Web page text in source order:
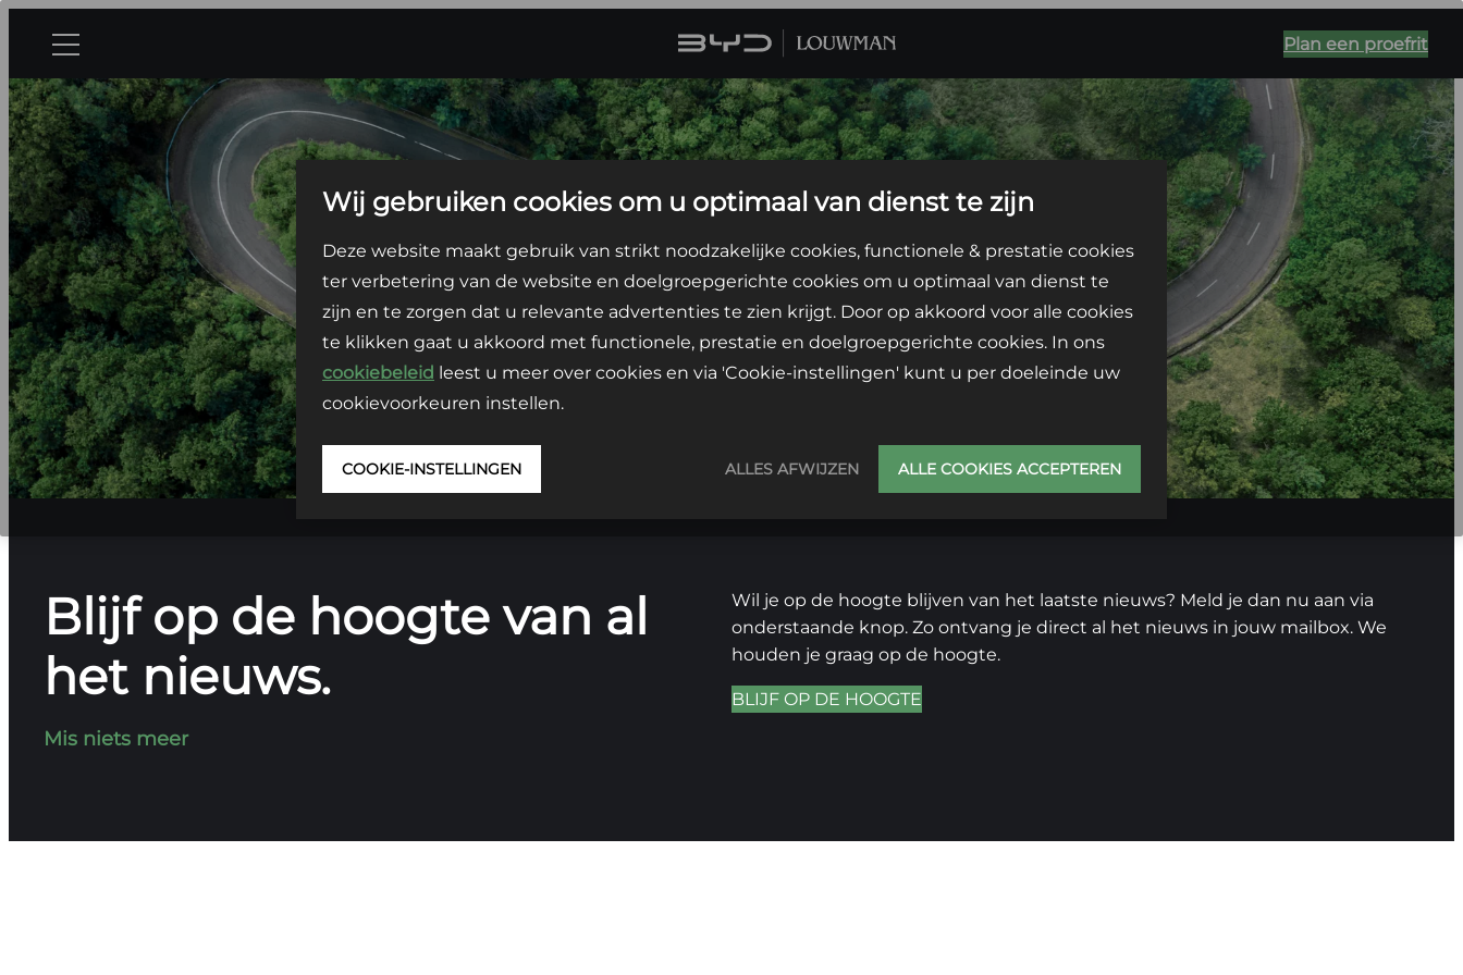
de
inhoud
Plan een proefrit
Blijf op de hoogte van al
het nieuws.
Mis niets meer
Wil je op de hoogte blijven van het laatste nieuws? Meld je dan nu aan via
onderstaande knop. Zo ontvang je direct al het nieuws in jouw mailbox. We
houden je graag op de hoogte.
BLIJF OP DE HOOGTE
Wij gebruiken cookies om u optimaal van dienst te zijn
Deze website maakt gebruik van strikt noodzakelijke cookies, functionele & prestatie cookies
ter verbetering van de website en doelgroepgerichte cookies om u optimaal van dienst te
zijn en te zorgen dat u relevante advertenties te zien krijgt. Door op akkoord voor alle cookies
te klikken gaat u akkoord met functionele, prestatie en doelgroepgerichte cookies. In ons
cookiebeleid leest u meer over cookies en via 'Cookie-instellingen' kunt u per doeleinde uw
cookievoorkeuren instellen.
ALLES AFWIJZEN ALLE COOKIES ACCEPTEREN
COOKIE-INSTELLINGEN